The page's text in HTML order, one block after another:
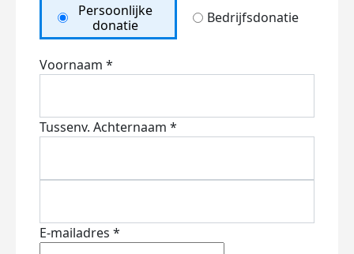
Persoonlijke
donatie
Bedrijfsdonatie
Voornaam *
Tussenv. Achternaam *
E-mailadres *